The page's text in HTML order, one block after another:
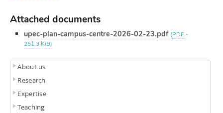
Attached documents
upec-plan-campus-centre-2026-02-23.pdf (PDF -
251.3 KiB)
About us
Research
Expertise
Teaching